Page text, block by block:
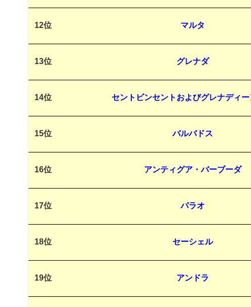
12位 マルタ
13位 グレナダ
14位 セントビンセントおよびグレナディー
15位 バルバドス
16位 アンティグア・バーブーダ
17位 パラオ
18位 セーシェル
19位 アンドラ